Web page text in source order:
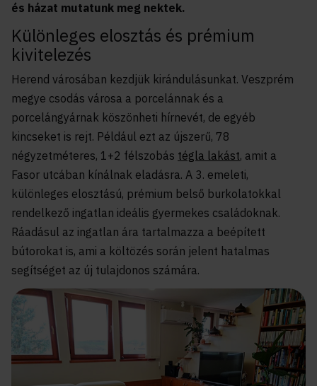
és házat mutatunk meg nektek.
Különleges elosztás és prémium
kivitelezés
Herend városában kezdjük kirándulásunkat. Veszprém
megye csodás városa a porcelánnak és a
porcelángyárnak köszönheti hírnevét, de egyéb
kincseket is rejt. Például ezt az újszerű, 78
négyzetméteres, 1+2 félszobás tégla lakást, amit a
Fasor utcában kínálnak eladásra. A 3. emeleti,
különleges elosztású, prémium belső burkolatokkal
rendelkező ingatlan ideális gyermekes családoknak.
Ráadásul az ingatlan ára tartalmazza a beépített
bútorokat is, ami a költözés során jelent hatalmas
segítséget az új tulajdonos számára.